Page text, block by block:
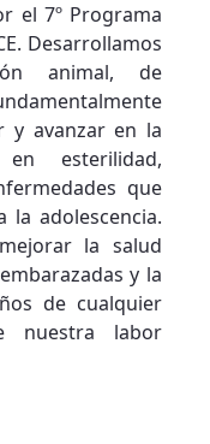
el 7º Programa
Desarrollamos
animal, de
y avanzar en la
esterilidad,
que
la adolescencia.
la salud
y la
de cualquier
nuestra labor